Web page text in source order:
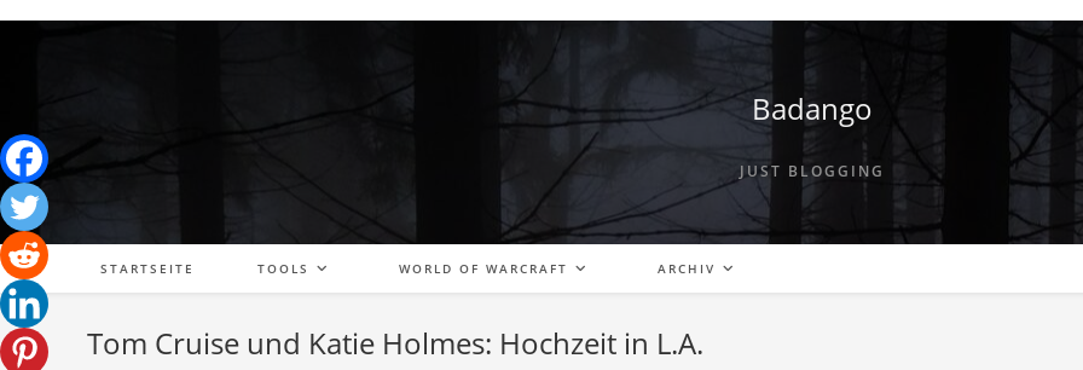
Badango
JUST BLOGGING
STARTSEITE TOOLS WORLD OF WARCRAFT ARCHIV
Tom Cruise und Katie Holmes: Hochzeit in L.A.